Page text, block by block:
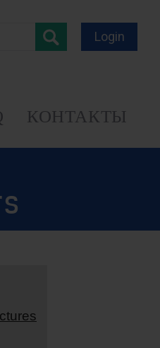
Login
КОНТАКТЫ